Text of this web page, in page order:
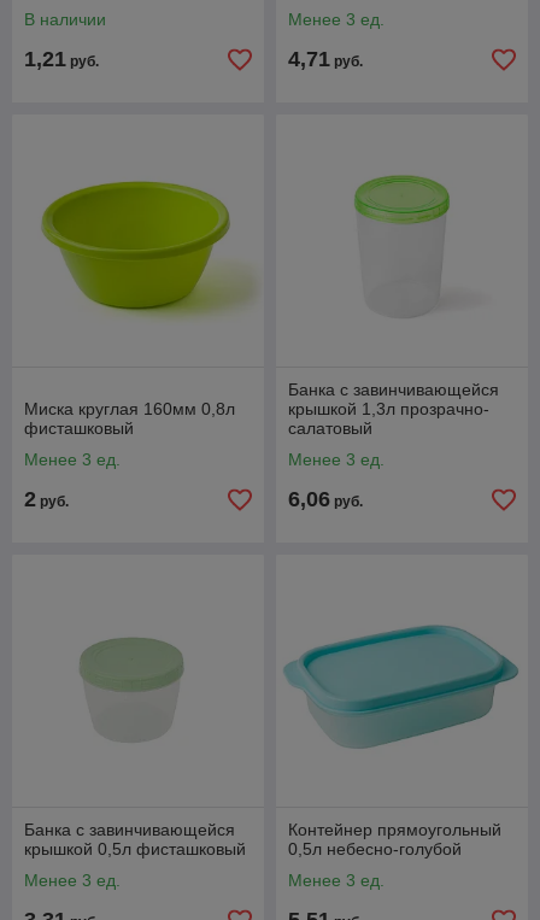
В наличии
1,21 руб.
Менее 3 ед.
4,71 руб.
Миска круглая 160мм 0,8л
фисташковый
Менее 3 ед.
2 руб.
Банка с завинчивающейся
крышкой 1,3л прозрачно-
салатовый
Менее 3 ед.
6,06 руб.
Банка с завинчивающейся
крышкой 0,5л фисташковый
Менее 3 ед.
Контейнер прямоугольный
0,5л небесно-голубой
Менее 3 ед.